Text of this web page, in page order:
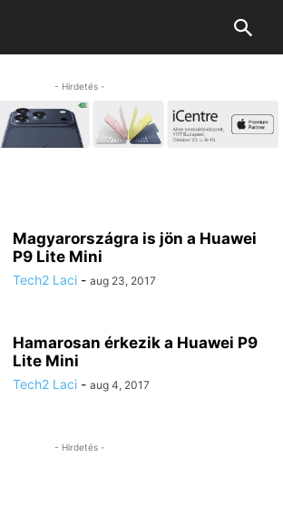
- Hirdetés -
Magyarországra is jön a Huawei
P9 Lite Mini
Tech2 Laci - aug 23, 2017
Hamarosan érkezik a Huawei P9
Lite Mini
Tech2 Laci - aug 4, 2017
- Hirdetés -